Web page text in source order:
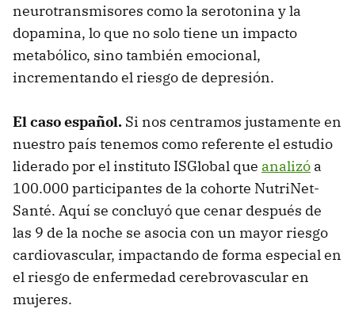
neurotransmisores como la serotonina y la
dopamina, lo que no solo tiene un impacto
metabólico, sino también emocional,
incrementando el riesgo de depresión.
El caso español. Si nos centramos justamente en
nuestro país tenemos como referente el estudio
liderado por el instituto ISGlobal que analizó a
100.000 participantes de la cohorte NutriNet-
Santé. Aquí se concluyó que cenar después de
las 9 de la noche se asocia con un mayor riesgo
cardiovascular, impactando de forma especial en
el riesgo de enfermedad cerebrovascular en
mujeres.